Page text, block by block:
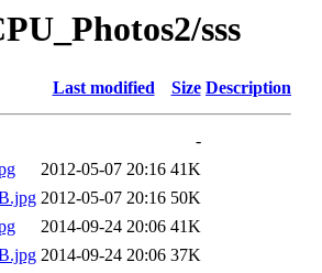
sss
Last modified Size Description
-
2012-05-07 20:16 41K
2012-05-07 20:16 50K
2014-09-24 20:06 41K
2014-09-24 20:06 37K